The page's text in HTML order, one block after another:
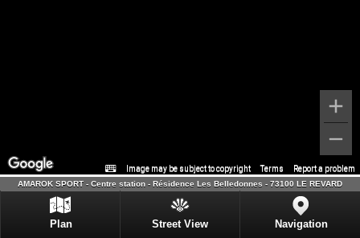
Image may be subject to copyright Terms
Report a problem
AMAROK SPORT - Centre station - Résidence Les Belledonnes - 73100 LE REVARD
Plan Street View Navigation